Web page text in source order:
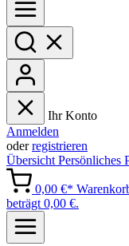
Ihr Konto
Anmelden
oderregistrieren
Übersicht Persönliches
0,00 €*
beträgt 0,00 €.